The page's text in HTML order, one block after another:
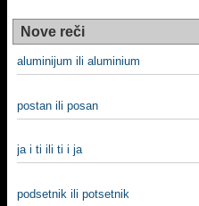
Nove reči
aluminijum ili aluminium
postan ili posan
ja i ti ili ti i ja
podsetnik ili potsetnik